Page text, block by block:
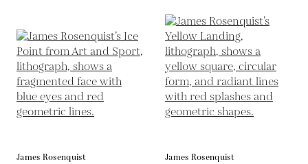
James Rosenquist
James Rosenquist